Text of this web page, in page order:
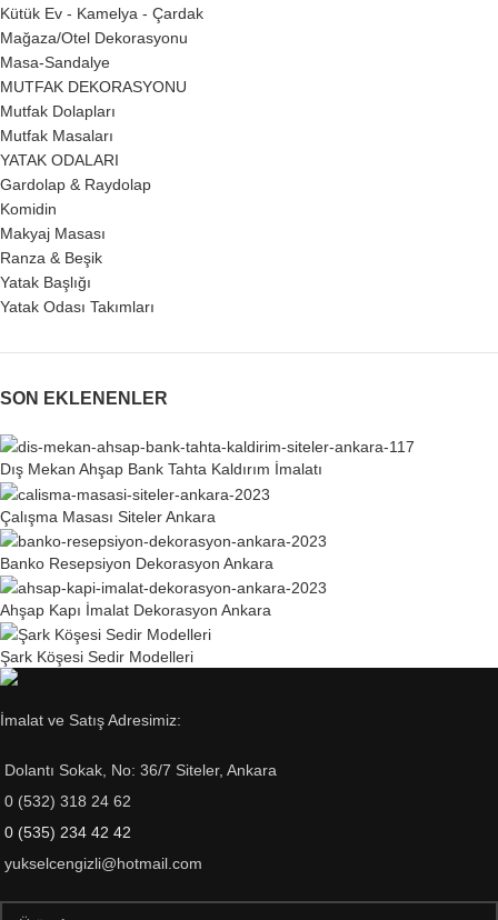
Kütük Ev - Kamelya - Çardak
Mağaza/Otel Dekorasyonu
Masa-Sandalye
MUTFAK DEKORASYONU
Mutfak Dolapları
Mutfak Masaları
YATAK ODALARI
Gardolap & Raydolap
Komidin
Makyaj Masası
Ranza & Beşik
Yatak Başlığı
Yatak Odası Takımları
SON EKLENENLER
Dış Mekan Ahşap Bank Tahta Kaldırım İmalatı
Çalışma Masası Siteler Ankara
Banko Resepsiyon Dekorasyon Ankara
Ahşap Kapı İmalat Dekorasyon Ankara
Şark Köşesi Sedir Modelleri
İmalat ve Satış Adresimiz:
Dolantı Sokak, No: 36/7 Siteler, Ankara
0 (532) 318 24 62
0 (535) 234 42 42
yukselcengizli@hotmail.com